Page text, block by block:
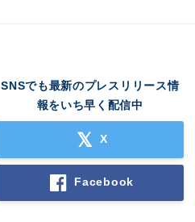
SNSでも最新のプレスリリース情
報をいち早く配信中
X
Facebook